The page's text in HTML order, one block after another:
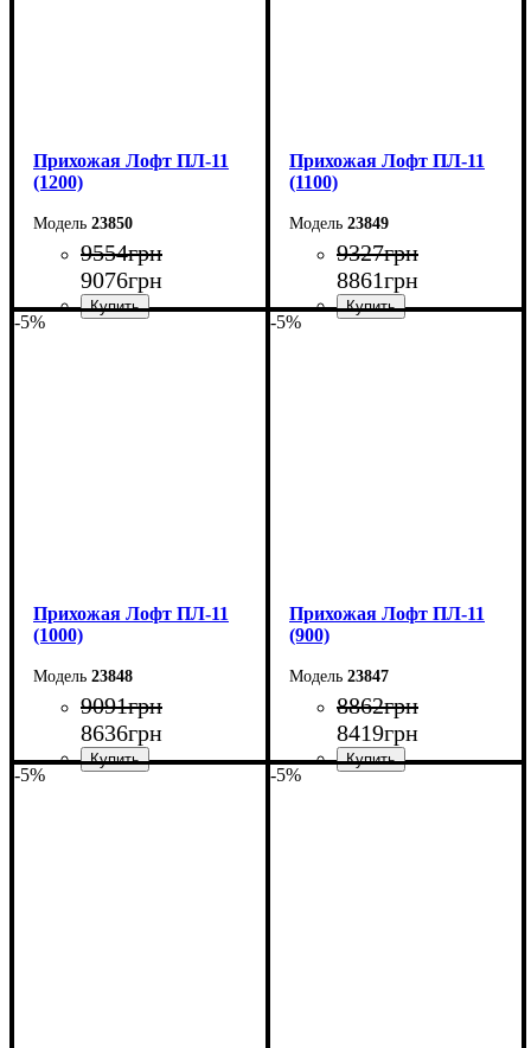
Прихожая Лофт ПЛ-11
(1200)
23850
9554грн
9076грн
Прихожая Лофт ПЛ-11
(1100)
23849
9327грн
8861грн
-5%
Прихожая Лофт ПЛ-11
(1000)
23848
9091грн
8636грн
-5%
Прихожая Лофт ПЛ-11
(900)
23847
8862грн
8419грн
-5% -5%